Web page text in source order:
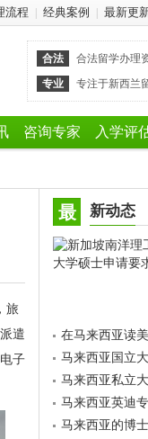
流程 经典案例 最新更
合法 合法留学办理
专业
专注于新西兰
咨询专家 入学评
旅
遣
子
最 新动态
在马来西亚读
马来西亚国立
马来西亚私立
马来西亚英迪
马来西亚的博